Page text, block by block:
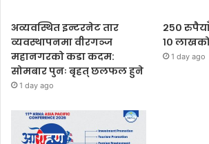
अव्यवस्थित इन्टरनेट तार
व्यवस्थापनमा वीरगञ्ज
महानगरको कडा कदम:
सोमबार पुनः बृहत् छलफल हुने
1 day ago
२५०
१०
1 day ago